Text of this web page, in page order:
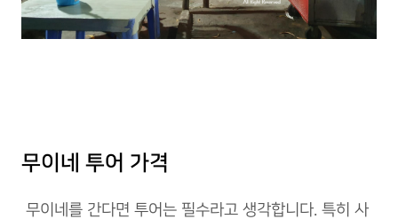
무이네 투어 가격
무이네를 간다면 투어는 필수라고 생각합니다. 특히 사